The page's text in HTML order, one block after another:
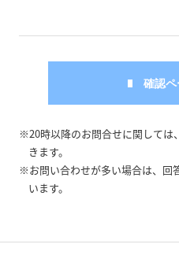
※20時以降のお問合せに関しては
きます。
※お問い合わせが多い場合は、回
います。